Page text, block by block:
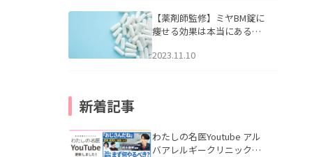
【薬剤師監修】ミヤBM錠に
痩せる効果は本当にある
2023.11.10
新着記事
わたしの名医Youtube アル
バアレルギークリニック札